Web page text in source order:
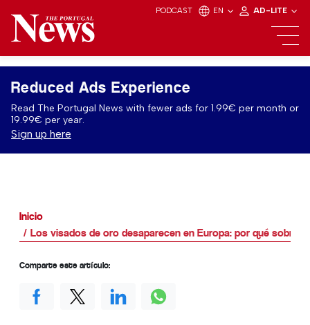
PODCAST EN AD-LITE
Reduced Ads Experience
Read The Portugal News with fewer ads for 1.99€ per month or
19.99€ per year.
Sign up here
Inicio
Los visados de oro desaparecen en Europa: por qué
Comparte este artículo: